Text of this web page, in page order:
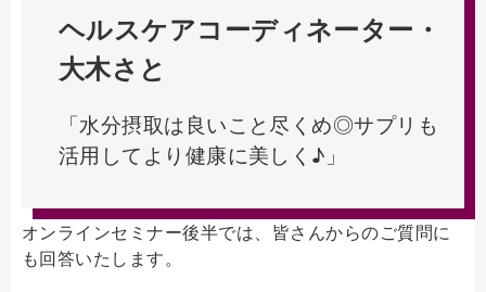
ヘルスケアコーディネーター・
大木さと
「水分摂取は良いこと尽くめ◎サプリも
活用してより健康に美しく♪」
オンラインセミナー後半では、皆さんからのご質問に
も回答いたします。